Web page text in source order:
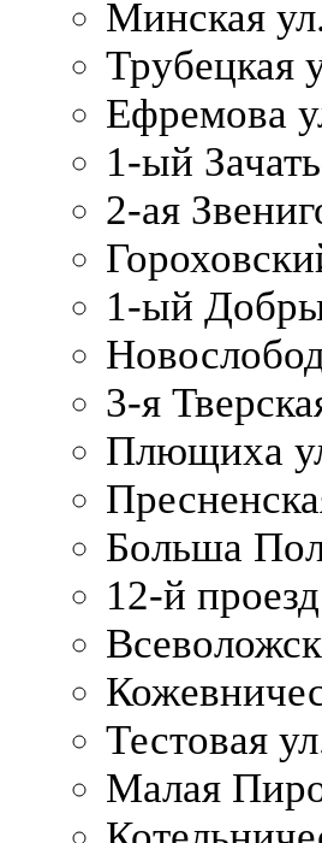
Минская
Трубецкая
Ефремова
1-ый
2-ая
1-ый
3-я
Плющиха
Больша
12-й
Тестовая
Малая